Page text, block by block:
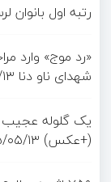
رتبه اول
«رد موج» وارد
شهدای ناو دنا
یک گلوله عجیب
(+عکس) ۱۴۰۵/